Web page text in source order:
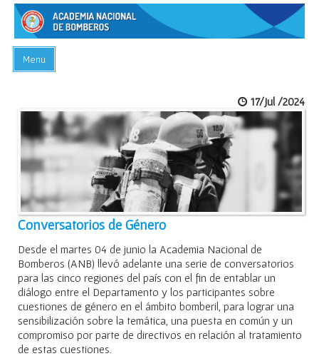
Menu
ACADEMIA
PREGUNTAS FRECUENTES
BIBLIOTECA
CONTACTO
17/Jul /2024
Conversatorios de Género
Desde el martes 04 de junio la Academia Nacional de
Bomberos (ANB) llevó adelante una serie de conversatorios
para las cinco regiones del país con el fin de entablar un
diálogo entre el Departamento y los participantes sobre
cuestiones de género en el ámbito bomberil, para lograr una
sensibilización sobre la temática, una puesta en común y un
compromiso por parte de directivos en relación al tratamiento
de estas cuestiones.